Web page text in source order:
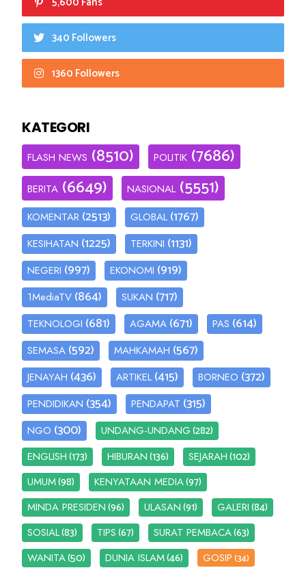
340 Followers
1360 Followers
KATEGORI
FLASH NEWS (8510) POLITIK (7686)
BERITA (6649) NASIONAL (5551)
KOMENTAR (2513) GLOBAL (1767)
KESIHATAN (1225) TERKINI (1131)
NEGERI (997) EKONOMI (919)
1MediaTV (864) SUKAN (717)
TEKNOLOGI (681) AGAMA (671) PAS (614)
SEMASA (592) MAHKAMAH (567)
JENAYAH (436) ARTIKEL (415) BORNEO (372)
PENDIDIKAN (354) PENDAPAT (315)
NGO (300) UNDANG-UNDANG(282)
ENGLISH(173) HIBURAN(136) SEJARAH(102)
UMUM(98) KENYATAAN MEDIA(97)
MINDA PRESIDEN(96) ULASAN(91) GALERI(84)
SOSIAL(83) TIPS(67) SURAT PEMBACA(63)
WANITA(50) DUNIA ISLAM(46) GOSIP(34)